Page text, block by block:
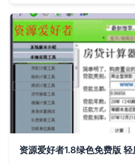
资源爱好者1.8绿色免费版